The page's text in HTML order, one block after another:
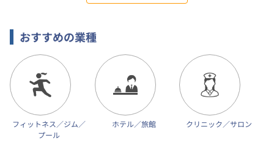
おすすめの業種
フィットネス／ジム／
プール
ホテル／旅館 クリニック／サロン